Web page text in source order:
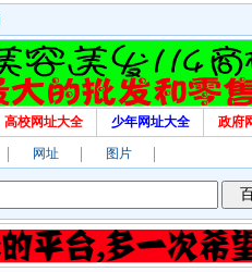
高校网址大全 少年网址大全 政府
网址 图片